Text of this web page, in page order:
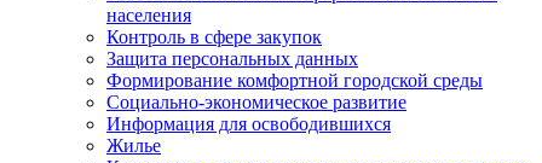
населения
Контроль в сфере закупок
Защита персональных данных
Формирование комфортной городской среды
Социально-экономическое развитие
Информация для освободившихся
Жилье